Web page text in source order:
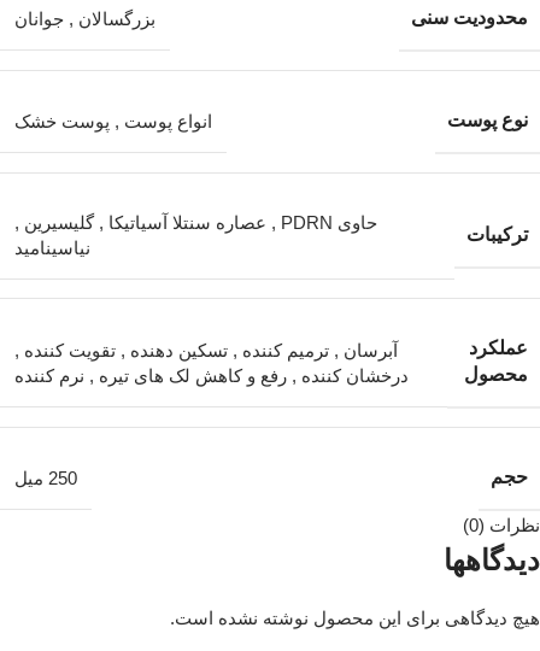
محدودیت سنی بزرگسالان , جوانان
نوع پوست انواع پوست , پوست خشک
ترکیبات
حاوی PDRN , عصاره سنتلا آسیاتیکا ,گلیسیرین ,
نیاسینامید
عملکرد
محصول
آبرسان , ترمیم کننده , تسکین دهنده , تقویت کننده ,
درخشان کننده , رفع و کاهش لک های تیره , نرم کننده
حجم 250 میل
نظرات (0)
دیدگاهها
هیچ دیدگاهی برای این محصول نوشته نشده است.